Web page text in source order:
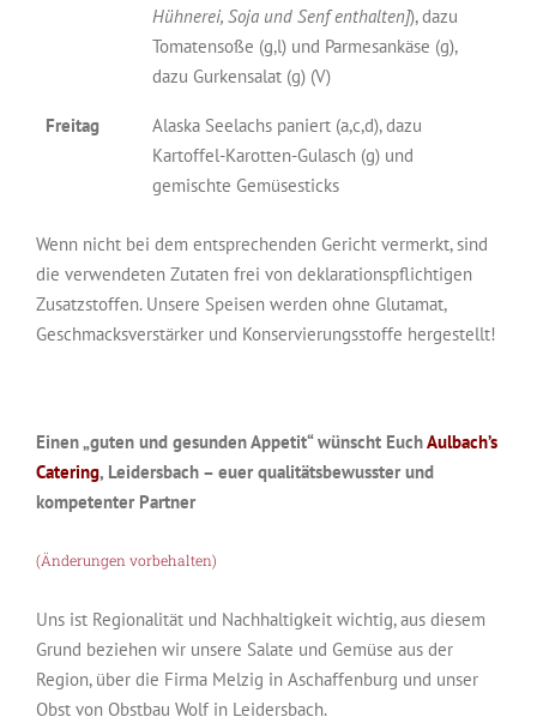
Hühnerei, Soja und Senf enthalten]), dazu
Tomatensoße (g,l) und Parmesankäse (g),
dazu Gurkensalat (g) (V)
Freitag
Alaska Seelachs paniert (a,c,d), dazu
Kartoffel-Karotten-Gulasch (g) und
gemischte Gemüsesticks
Wenn nicht bei dem entsprechenden Gericht vermerkt, sind
die verwendeten Zutaten frei von deklarationspflichtigen
Zusatzstoffen. Unsere Speisen werden ohne Glutamat,
Geschmacksverstärker und Konservierungsstoffe hergestellt!
Einen „guten und gesunden Appetit“ wünscht EuchAulbach’s
Catering, Leidersbach – euer qualitätsbewusster und
kompetenter Partner
(Änderungen vorbehalten)
Uns ist Regionalität und Nachhaltigkeit wichtig, aus diesem
Grund beziehen wir unsere Salate und Gemüse aus der
Region, über die Firma Melzig in Aschaffenburg und unser
Obst von Obstbau Wolf in Leidersbach.